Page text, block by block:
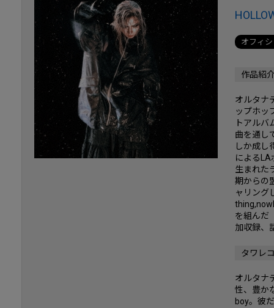
オフィ
作品紹
オルタナ
ップホッ
トアル
曲を通し
しか成し
による
生まれた
期からの
ャリング
を組んだ
加収録、
タワレ
オルタナ
性、豊か
boy。彼